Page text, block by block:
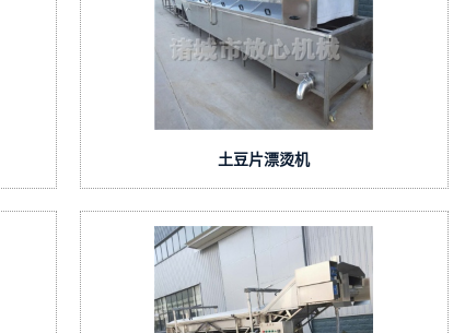
土豆片漂烫机